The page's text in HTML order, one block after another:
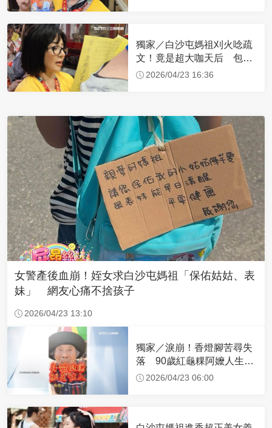
獨家／白沙屯媽祖刈火唸疏
文！竟是超大咖天后 包尿
布忍尿5小時不喊累
2026/04/23 16:36
女警產後血崩！姪女求白沙屯媽祖「保佑姑姑、表
妹」 網友心痛不捨孩子
2026/04/23 13:10
獨家／淚崩！香燈腳苦尋失
落 90歲紅龜粿阿嬤人生謝
幕2026/04/23 06:00